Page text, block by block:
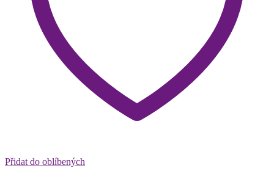
Přidat do oblíbených